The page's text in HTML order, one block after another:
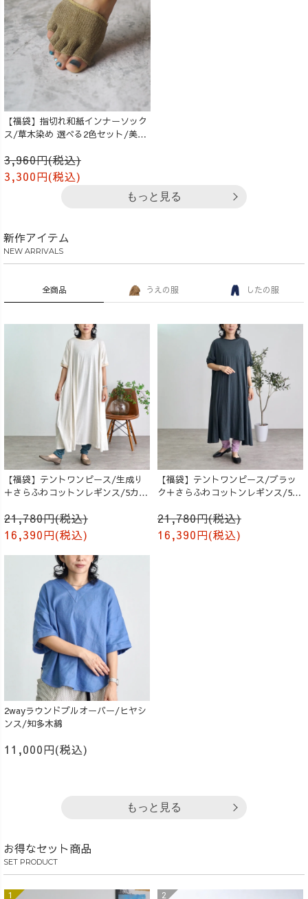
【福袋】指切れ和紙インナーソック
ス/草木染め 選べる2色セット/美濃
3,960円(税込)
3,300円(税込)
もっと見る
新作アイテム
NEW ARRIVALS
全商品 うえの服 したの服
【福袋】テントワンピース/生成り
＋さらふわコットンレギンス/5カラ
21,780円(税込)
16,390円(税込)
【福袋】テントワンピース/ブラッ
ク＋さらふわコットンレギンス/5カ
21,780円(税込)
16,390円(税込)
2wayラウンドプルオーバー/ヒヤシ
ンス/知多木綿
11,000円(税込)
もっと見る
お得なセット商品
SET PRODUCT